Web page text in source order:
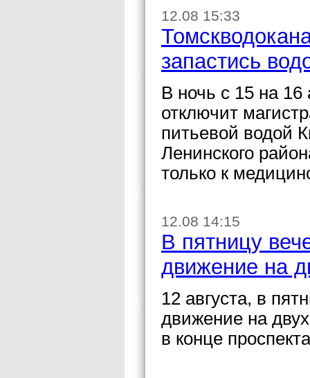
12.08 15:33
запастись
В ночь с 15 на 16
отключит
питьевой водой
Ленинского
только к
12.08 14:15
В пятницу
движение на
12 августа, в
движение на
в конце